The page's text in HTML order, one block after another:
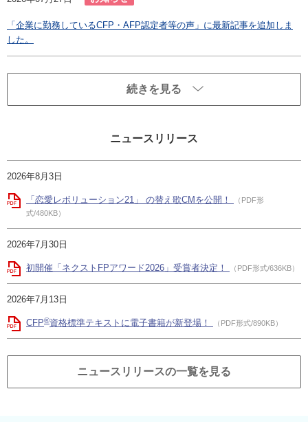
「企業に勤務しているCFP・AFP認定者等の声」に最新記事を追加しま
した。
続きを見る
ニュースリリース
2026年8月3日
「恋愛レボリューション21」 の替え歌CMを公開！
（PDF形
式/480KB）
2026年7月30日
初開催「ネクストFPアワード2026」受賞者決定！ （PDF形式/636KB）
2026年7月13日
CFP®資格標準テキストに電子書籍が新登場！ （PDF形式/890KB）
ニュースリリースの一覧を見る